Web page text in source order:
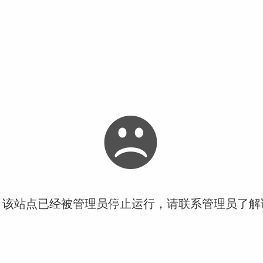
站点已经被管理员停止运行，请联系管理员了